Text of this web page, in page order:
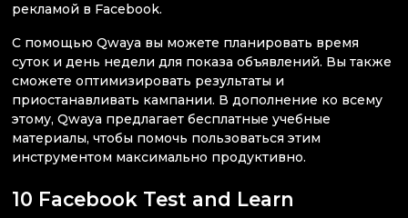
рекламой в Facebook.
С помощью Qwaya вы можете планировать время
суток и день недели для показа объявлений. Вы также
сможете оптимизировать результаты и
приостанавливать кампании. В дополнение ко всему
этому, Qwaya предлагает бесплатные учебные
материалы, чтобы помочь пользоваться этим
инструментом максимально продуктивно.
10 Facebook Test and Learn